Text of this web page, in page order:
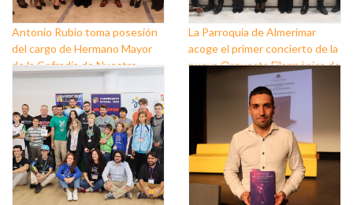
Antonio Rubio toma posesión
del cargo de Hermano Mayor
de la Cofradía de Nuestro
Padre Jesús Nazareno y
Nuestra Señora de los Dolores
de Balerma
La Parroquia de Almerimar
acoge el primer concierto de la
nueva Orquesta Filarmónica de